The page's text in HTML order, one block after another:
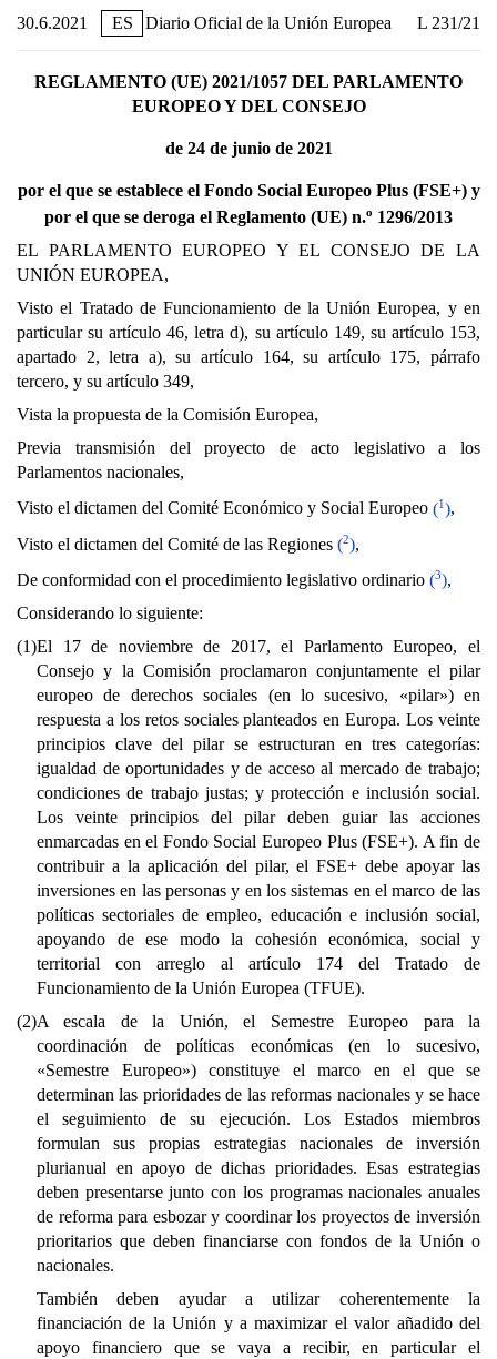
30.6.2021 ES Diario Oficial de la Unión Europea L 231/21
REGLAMENTO (UE) 2021/1057 DEL PARLAMENTO
EUROPEO Y DEL CONSEJO
de 24 de junio de 2021
por el que se establece el Fondo Social Europeo Plus (FSE+) y
por el que se deroga el Reglamento (UE) n.o 1296/2013
EL PARLAMENTO EUROPEO Y EL CONSEJO DE LA
UNIÓN EUROPEA,
Visto el Tratado de Funcionamiento de la Unión Europea, y en
particular su artículo 46, letra d), su artículo 149, su artículo 153,
apartado 2, letra a), su artículo 164, su artículo 175, párrafo
tercero, y su artículo 349,
Vista la propuesta de la Comisión Europea,
Previa transmisión del proyecto de acto legislativo a los
Parlamentos nacionales,
Visto el dictamen del Comité Económico y Social Europeo (1),
Visto el dictamen del Comité de las Regiones (2),
De conformidad con el procedimiento legislativo ordinario (3),
Considerando lo siguiente:
(1)El 17 de noviembre de 2017, el Parlamento Europeo, el
Consejo y la Comisión proclamaron conjuntamente el pilar
europeo de derechos sociales (en lo sucesivo, «pilar») en
respuesta a los retos sociales planteados en Europa. Los veinte
principios clave del pilar se estructuran en tres categorías:
igualdad de oportunidades y de acceso al mercado de trabajo;
condiciones de trabajo justas; y protección e inclusión social.
Los veinte principios del pilar deben guiar las acciones
enmarcadas en el Fondo Social Europeo Plus (FSE+). A fin de
contribuir a la aplicación del pilar, el FSE+ debe apoyar las
inversiones en las personas y en los sistemas en el marco de las
políticas sectoriales de empleo, educación e inclusión social,
apoyando de ese modo la cohesión económica, social y
territorial con arreglo al artículo 174 del Tratado de
Funcionamiento de la Unión Europea (TFUE).
(2)A escala de la Unión, el Semestre Europeo para la
coordinación de políticas económicas (en lo sucesivo,
«Semestre Europeo») constituye el marco en el que se
determinan las prioridades de las reformas nacionales y se hace
el seguimiento de su ejecución. Los Estados miembros
formulan sus propias estrategias nacionales de inversión
plurianual en apoyo de dichas prioridades. Esas estrategias
deben presentarse junto con los programas nacionales anuales
de reforma para esbozar y coordinar los proyectos de inversión
prioritarios que deben financiarse con fondos de la Unión o
nacionales.
También deben ayudar a utilizar coherentemente la
financiación de la Unión y a maximizar el valor añadido del
apoyo financiero que se vaya a recibir, en particular el